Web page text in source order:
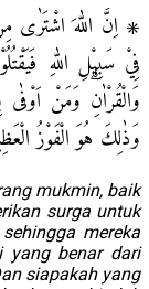
۞ اِنَّ اللّٰهَ اشْتَرٰى مِنَ
فِيْ سَبِيْلِ اللّٰهِ
وَالْقُرْاٰنِۗ وَمَنْ اَوْفٰى
وَذٰلِكَ هُوَ الْفَوْزُ
mukmin, baik
surga untuk
mereka
yang benar dari
siapakah yang